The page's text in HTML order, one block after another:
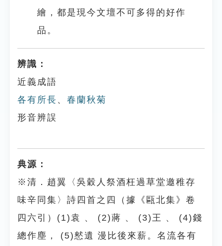
繪，都是現今文壇不可多得的好作
品。
辨識：
近義成語
各有所長 、 春蘭秋菊
形音辨誤
典源：
※清．趙翼〈吳穀人祭酒枉過草堂邀稚存
味辛同集〉詩四首之四（據《甌北集》卷
四六引）(1)袁 、 (2)蔣 、 (3)王 、 (4)錢
總作塵， (5)憖遺 漫比後來薪。名流各有